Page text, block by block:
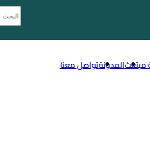
مبتعثالمدونةتواصل معنا